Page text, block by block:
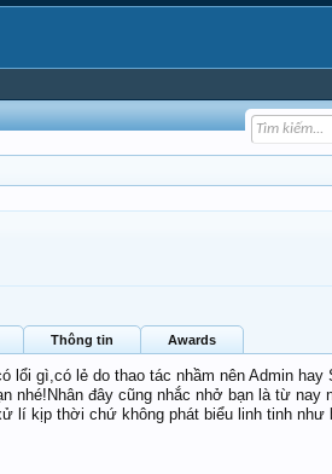
Thông tin Awards
lổi gì,có lẻ do thao tác nhầm nên Admin hay
nhé!Nhân đây cũng nhắc nhở bạn là từ nay
lí kịp thời chứ không phát biểu linh tinh như